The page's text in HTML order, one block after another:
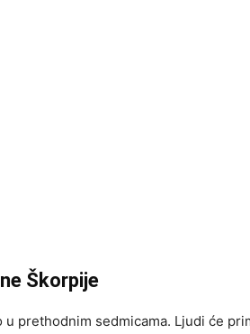
Škorpije
prethodnim sedmicama. Ljudi će